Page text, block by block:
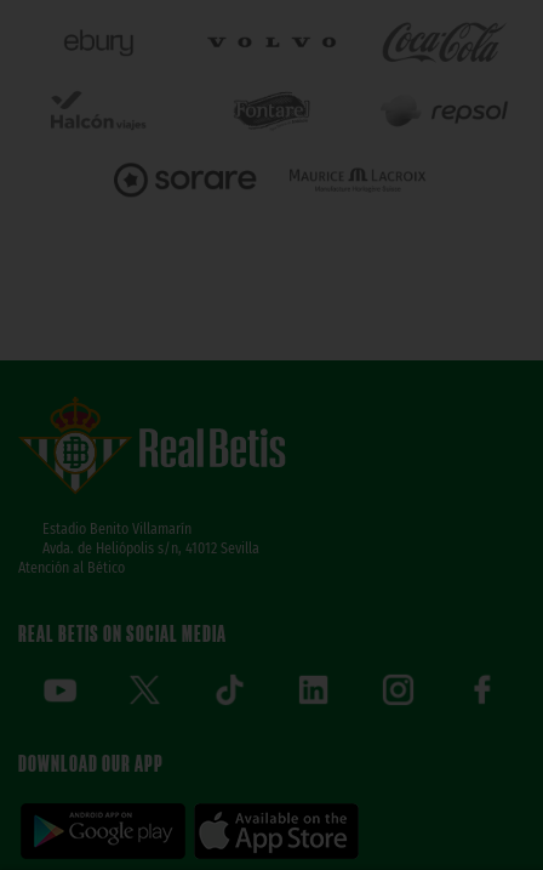
Estadio Benito Villamarín
Avda. de Heliópolis s/n, 41012 Sevilla
Atención al Bético
REAL BETIS ON SOCIAL MEDIA
DOWNLOAD OUR APP